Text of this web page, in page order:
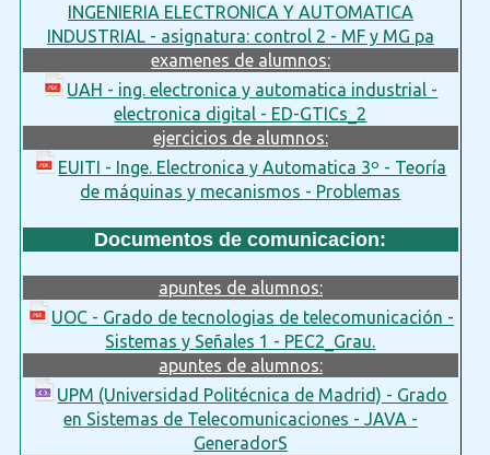
INGENIERIA ELECTRONICA Y AUTOMATICA
INDUSTRIAL - asignatura: control 2 - MF y MG pa
examenes de alumnos:
UAH - ing. electronica y automatica industrial -
electronica digital - ED-GTICs_2
ejercicios de alumnos:
EUITI - Inge. Electronica y Automatica 3º - Teoría
de máquinas y mecanismos - Problemas
Documentos de comunicacion:
apuntes de alumnos:
UOC - Grado de tecnologias de telecomunicación -
Sistemas y Señales 1 - PEC2_Grau.
apuntes de alumnos:
UPM (Universidad Politécnica de Madrid) - Grado
en Sistemas de Telecomunicaciones - JAVA -
GeneradorS